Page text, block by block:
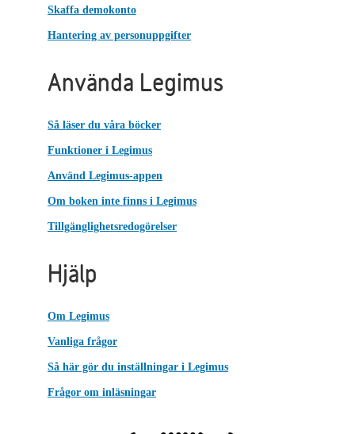
Skaffa demokonto
Hantering av personuppgifter
Använda Legimus
Så läser du våra böcker
Funktioner i Legimus
Använd Legimus-appen
Om boken inte finns i Legimus
Tillgänglighetsredogörelser
Hjälp
Om Legimus
Vanliga frågor
Så här gör du inställningar i Legimus
Frågor om inläsningar